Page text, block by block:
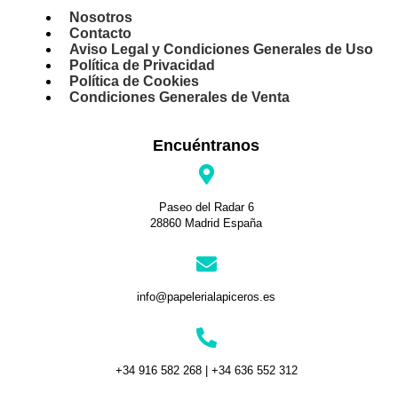
Nosotros
Contacto
Aviso Legal y Condiciones Generales de Uso
Política de Privacidad
Política de Cookies
Condiciones Generales de Venta
Encuéntranos
Paseo del Radar 6
28860 Madrid España
info@papelerialapiceros.es
+34 916 582 268 | +34 636 552 312